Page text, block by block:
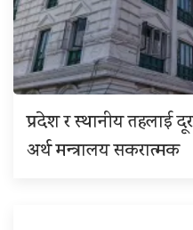
प्रदेश र स्थानीय तहलाई
अर्थ मन्त्रालय सकरात्मक